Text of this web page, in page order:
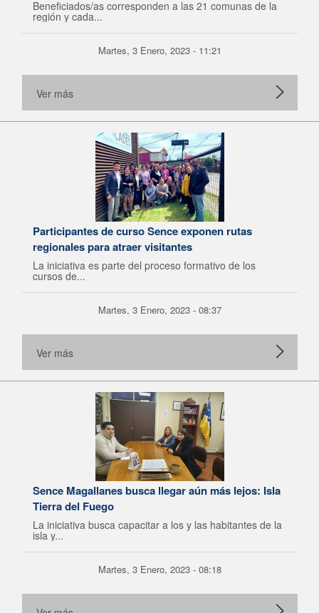
Beneficiados/as corresponden a las 21 comunas de la
región y cada...
Martes, 3 Enero, 2023 - 11:21
Ver más
Participantes de curso Sence exponen rutas
regionales para atraer visitantes
La iniciativa es parte del proceso formativo de los
cursos de...
Martes, 3 Enero, 2023 - 08:37
Ver más
Sence Magallanes busca llegar aún más lejos: Isla
Tierra del Fuego
La iniciativa busca capacitar a los y las habitantes de la
isla y...
Martes, 3 Enero, 2023 - 08:18